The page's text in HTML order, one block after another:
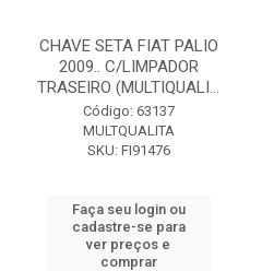
CHAVE SETA FIAT PALIO
2009.. C/LIMPADOR
TRASEIRO (MULTIQUALI...
Código: 63137
MULTQUALITA
SKU: FI91476
Faça seu login ou
cadastre-se para
ver preços e
comprar